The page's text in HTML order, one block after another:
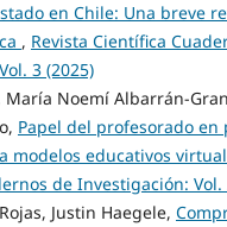
en Chile: Una breve
, Revista Científica
3 (2025)
María Noemí Albarrán-
Papel del profesorado en
modelos educativos
de Investigación: Vol.
Justin Haegele,